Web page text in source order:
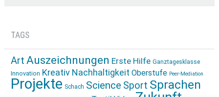
TAGS
Art Auszeichnungen Erste Hilfe Ganztagesklasse
Innovation Kreativ Nachhaltigkeit Oberstufe Peer-Mediation
Projekte Schach Science Sport Sprachen